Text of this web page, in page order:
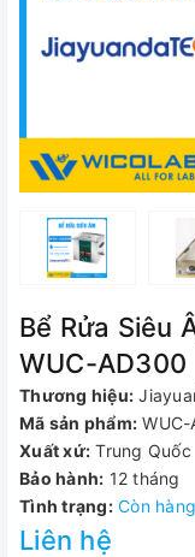
Bể Rửa Siêu
WUC-AD300
Thương hiệu:
Mã sản phẩm:
Xuất xứ: Trung Quốc
Bảo hành: 12 tháng
Tình trạng: Còn hàng
Liên hệ